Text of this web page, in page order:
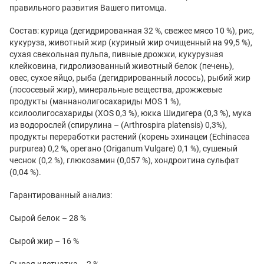
правильного развития Вашего питомца.
Состав: курица (дегидрированная 32 %, свежее мясо 10 %), рис,
кукуруза, животный жир (куриный жир очищенный на 99,5 %),
сухая свекольная пульпа, пивные дрожжи, кукурузная
клейковина, гидролизованный животный белок (печень),
овес, сухое яйцо, рыба (дегидрированный лосось), рыбий жир
(лососевый жир), минеральные вещества, дрожжевые
продукты (маннанолигосахариды МОS 1 %),
ксилоолигосахариды (XOS 0,3 %), юкка Шидигера (0,3 %), мука
из водорослей (спирулина – (Arthrospira platensis) 0,3%),
продукты переработки растений (корень эхинацеи (Echinacea
purpurea) 0,2 %, орегано (Origanum Vulgare) 0,1 %), сушеный
чеснок (0,2 %), глюкозамин (0,057 %), хондроитина сульфат
(0,04 %).
Гарантированный анализ:
Сырой белок – 28 %
Сырой жир – 16 %